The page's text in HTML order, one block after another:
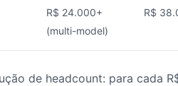
R$ 24.000+
(multi-model)
R$
de headcount: para cada